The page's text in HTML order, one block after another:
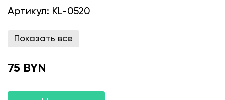
Артикул: KL-0520
Показать все
75 BYN